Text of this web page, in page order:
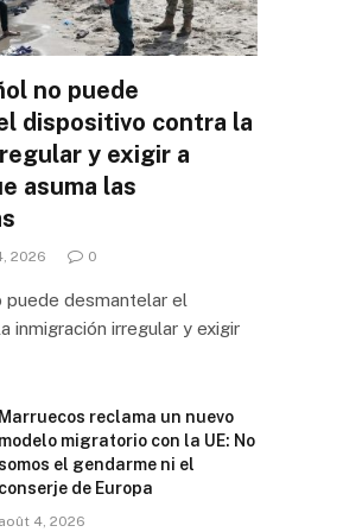
no puede
dispositivo contra la
y exigir a
asuma las
2026 0
puede desmantelar el
inmigración irregular y exigir
Marruecos reclama un nuevo
modelo migratorio con la UE: No
somos el gendarme ni el
conserje de Europa
août 4, 2026